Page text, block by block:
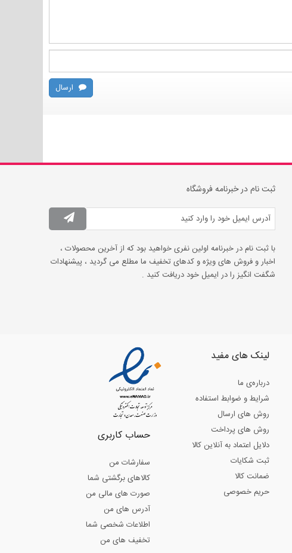
ارسال
ثبت نام در خبرنامه فروشگاه
با ثبت نام در خبرنامه اولین نفری خواهید بود که از آخرین محصولات ،
اخبار و فروش های ویژه و کدهای تخفیف ما مطلع می گردید ، پیشنهادات
شگفت انگیز را در ایمیل خود دریافت کنید .
لینک های مفید
درباره‌ی ما
شرایط و ضوابط استفاده
روش های ارسال
روش های پرداخت
دلایل اعتماد به آنلاین کالا
ثبت شکایات
ضمانت کالا
حریم خصوصی
حساب کاربری
سفارشات من
کالاهای برگشتی شما
صورت های مالی من
آدرس های من
اطلاعات شخصی شما
تخفیف های من